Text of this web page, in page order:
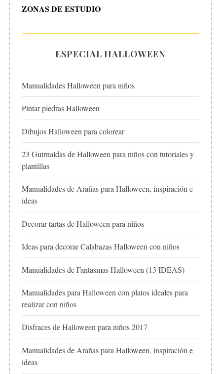
ZONAS DE ESTUDIO
ESPECIAL HALLOWEEN
Manualidades Halloween para niños
Pintar piedras Halloween
Dibujos Halloween para colorear
23 Guirnaldas de Halloween para niños con tutoriales y
plantillas
Manualidades de Arañas para Halloween, inspiración e
ideas
Decorar tartas de Halloween para niños
Ideas para decorar Calabazas Halloween con niños
Manualidades de Fantasmas Halloween (13 IDEAS)
Manualidades para Halloween con platos ideales para
realizar con niños
Disfraces de Halloween para niños 2017
Manualidades de Arañas para Halloween, inspiración e
ideas